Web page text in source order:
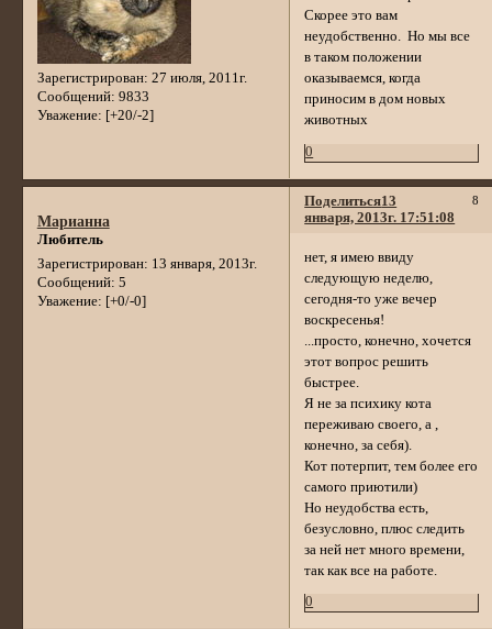
Зарегистрирован: 27 июля, 2011г.
Сообщений: 9833
Уважение: [+20/-2]
Скорее это вам
неудобственно. Но мы все
в таком положении
оказываемся, когда
приносим в дом новых
животных
0
Поделиться 8
13
января, 2013г. 17:51:08
Марианна
Любитель
Зарегистрирован: 13 января, 2013г.
Сообщений: 5
Уважение: [+0/-0]
нет, я имею ввиду
следующую неделю,
сегодня-то уже вечер
воскресенья!
...просто, конечно, хочется
этот вопрос решить
быстрее.
Я не за психику кота
переживаю своего, а ,
конечно, за себя).
Кот потерпит, тем более его
самого приютили)
Но неудобства есть,
безусловно, плюс следить
за ней нет много времени,
так как все на работе.
0